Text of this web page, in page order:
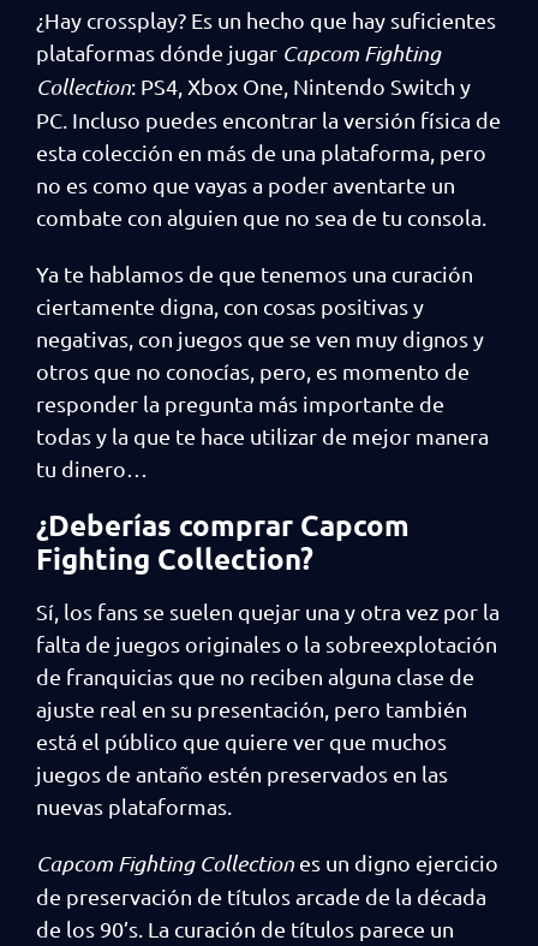
¿Hay crossplay? Es un hecho que hay suficientes
plataformas dónde jugar Capcom Fighting
Collection: PS4, Xbox One, Nintendo Switch y
PC. Incluso puedes encontrar la versión física de
esta colección en más de una plataforma, pero
no es como que vayas a poder aventarte un
combate con alguien que no sea de tu consola.
Ya te hablamos de que tenemos una curación
ciertamente digna, con cosas positivas y
negativas, con juegos que se ven muy dignos y
otros que no conocías, pero, es momento de
responder la pregunta más importante de
todas y la que te hace utilizar de mejor manera
tu dinero…
¿Deberías comprar Capcom
Fighting Collection?
Sí, los fans se suelen quejar una y otra vez por la
falta de juegos originales o la sobreexplotación
de franquicias que no reciben alguna clase de
ajuste real en su presentación, pero también
está el público que quiere ver que muchos
juegos de antaño estén preservados en las
nuevas plataformas.
Capcom Fighting Collection es un digno ejercicio
de preservación de títulos arcade de la década
de los 90’s. La curación de títulos parece un